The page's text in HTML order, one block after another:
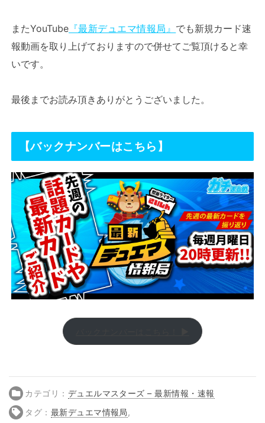
またYouTube 『最新デュエマ情報局』 でも新規カード速
報動画を取り上げておりますので併せてご覧頂けると幸
いです。
最後までお読み頂きありがとうございました。
【バックナンバーはこちら】
カテゴリ： デュエルマスターズ – 最新情報・速報
タグ： 最新デュエマ情報局 ,